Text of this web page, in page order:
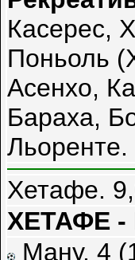
Касерес,
Поньоль
Асенхо,
Бараха,
Льоренте.
Хетафе.
ХЕТАФЕ -
Ману, 4